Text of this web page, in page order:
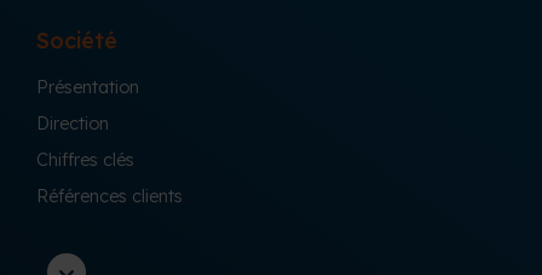
Société
Présentation
Direction
Chiffres clés
Références clients